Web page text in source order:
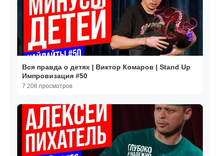
Вся правда о детях | Виктор Комаров | Stand Up
Импровизация #50
7 208 просмотров